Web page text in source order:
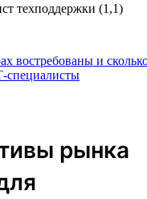
техподдержки (1,1)
рынка